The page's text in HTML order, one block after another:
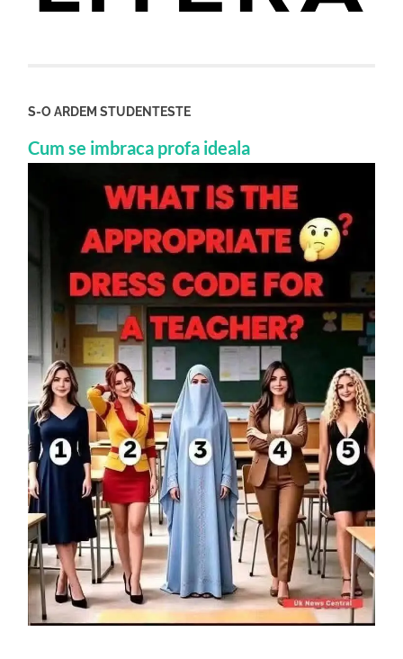
S-O ARDEM STUDENTESTE
Cum se imbraca profa ideala